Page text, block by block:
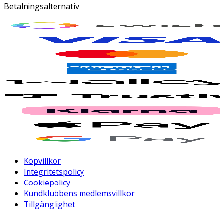
Betalningsalternativ
Köpvillkor
Integritetspolicy
Cookiepolicy
Kundklubbens medlemsvillkor
Tillgänglighet